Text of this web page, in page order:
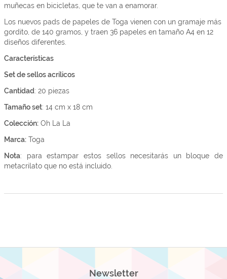
muñecas en bicicletas, que te van a enamorar.
Los nuevos pads de papeles de Toga vienen con un gramaje más
gordito, de 140 gramos, y traen 36 papeles en tamaño A4 en 12
diseños diferentes.
Características
Set de sellos acrílicos
Cantidad: 20 piezas
Tamaño set: 14 cm x 18 cm
Colección: Oh La La
Marca: Toga
Nota: para estampar estos sellos necesitarás un bloque de
metacrilato que no está incluido.
Newsletter